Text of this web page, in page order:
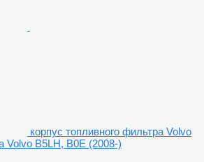
корпус топливного фильтра Volvo
Volvo B5LH, B0E (2008-)